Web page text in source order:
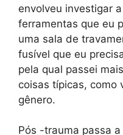
envolveu investigar
ferramentas que eu
uma sala de
fusível que eu
pela qual passei
coisas típicas, como
gênero.
Pós -trauma passa